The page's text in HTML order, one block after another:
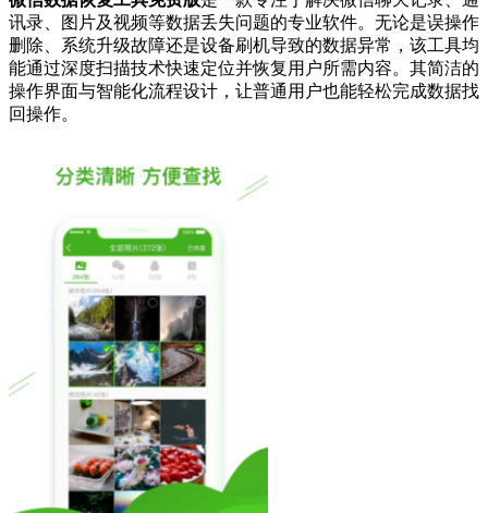
讯录、图片及视频等数据丢失问题的专业软件。无论是误操作
删除、系统升级故障还是设备刷机导致的数据异常，该工具均
能通过深度扫描技术快速定位并恢复用户所需内容。其简洁的
操作界面与智能化流程设计，让普通用户也能轻松完成数据找
回操作。